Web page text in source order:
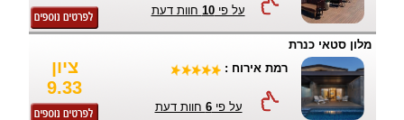
על פי10 חוות דעת
מלון סטאי כנרת
ציון
9.33
רמת אירוח :
על פי6 חוות דעת